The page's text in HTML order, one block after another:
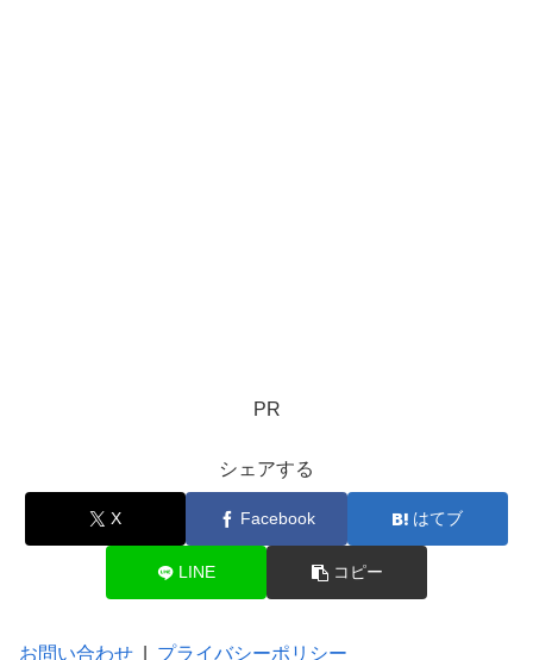
PR
シェアする
X Facebook はてブ
LINE コピー
お問い合わせ プライバシーポリシー